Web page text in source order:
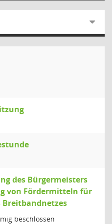
des Bürgermeisters
von Fördermitteln für
Breitbandnetzes
beschlossen